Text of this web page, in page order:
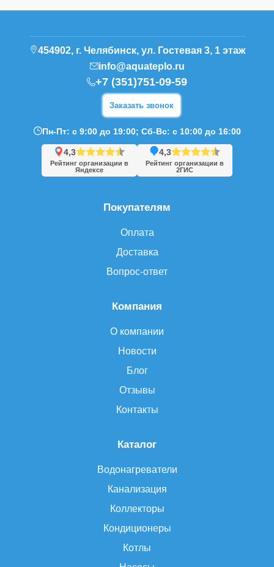
Каталог
Водонагреватели
Канализация
Коллекторы
Кондиционеры
Котлы
Компания
О компании
Новости
Блог
Отзывы
Контакты
Покупателям
Оплата
Доставка
Вопрос-ответ
454902, г. Челябинск, ул. Гостевая 3, 1 этаж
info@aquateplo.ru
+7 (351)751-09-59
Заказать звонок
Пн-Пт: с 9:00 до 19:00; Сб-Вс: с 10:00 до 16:00
4,3
Рейтинг организации в
Яндексе
4,3
Рейтинг организации в
2ГИС